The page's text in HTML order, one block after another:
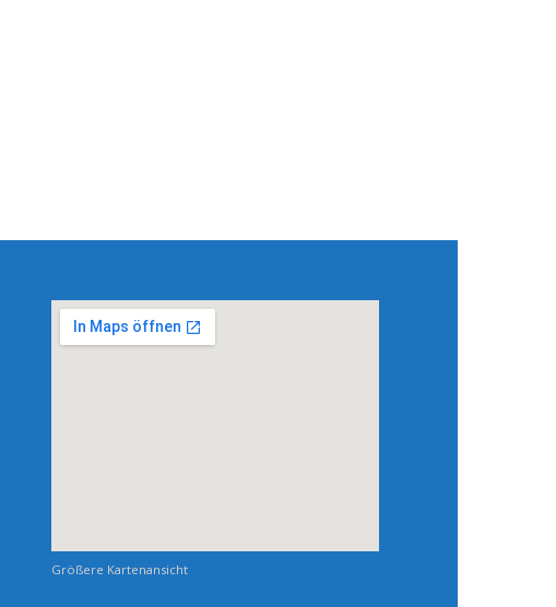
Größere Kartenansicht